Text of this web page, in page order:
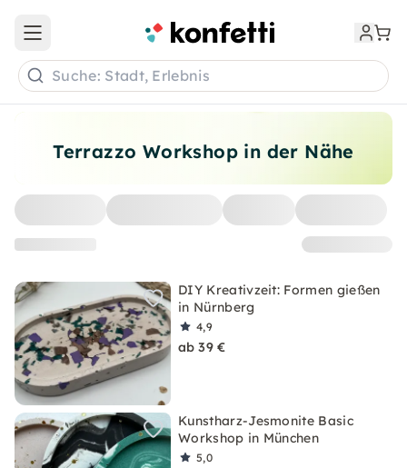
Terrazzo Workshop in der Nähe
DIY Kreativzeit: Formen gießen
in Nürnberg
4,9
ab 39 €
Kunstharz-Jesmonite Basic
Workshop in München
5,0
Open main menu
Suche: Stadt, Erlebnis